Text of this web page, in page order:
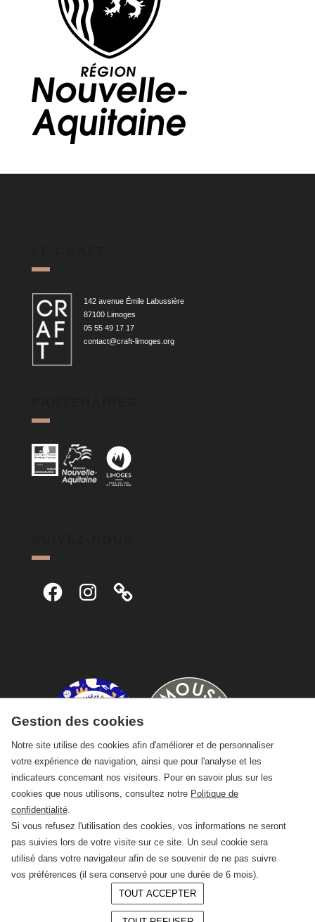
142 avenue Émile Labussière
87100 Limoges
05 55 49 17 17
contact@craft-limoges.org
FacebookInstagram
© 2026 —CRAFT Limoges
Gestion des cookies
Notre site utilise des cookies afin d'améliorer et de personnaliser
votre expérience de navigation, ainsi que pour l'analyse et les
indicateurs concernant nos visiteurs. Pour en savoir plus sur les
cookies que nous utilisons, consultez notre Politique de
confidentialité
Si vous refusez l'utilisation des cookies, vos informations ne seront
pas suivies lors de votre visite sur ce site. Un seul cookie sera
utilisé dans votre navigateur afin de se souvenir de ne pas suivre
vos préférences (il sera conservé pour une durée de 6 mois).
TOUT ACCEPTER